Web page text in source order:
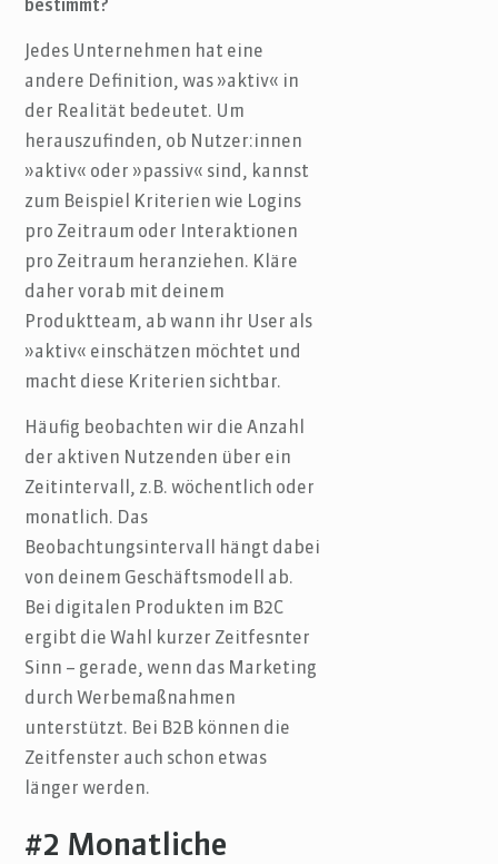
bestimmt?
Jedes Unternehmen hat eine
andere Definition, was »aktiv« in
der Realität bedeutet. Um
herauszufinden, ob Nutzer:innen
»aktiv« oder »passiv« sind, kannst
zum Beispiel Kriterien wie Logins
pro Zeitraum oder Interaktionen
pro Zeitraum heranziehen. Kläre
daher vorab mit deinem
Produktteam, ab wann ihr User als
»aktiv« einschätzen möchtet und
macht diese Kriterien sichtbar.
Häufig beobachten wir die Anzahl
der aktiven Nutzenden über ein
Zeitintervall, z.B. wöchentlich oder
monatlich. Das
Beobachtungsintervall hängt dabei
von deinem Geschäftsmodell ab.
Bei digitalen Produkten im B2C
ergibt die Wahl kurzer Zeitfesnter
Sinn – gerade, wenn das Marketing
durch Werbemaßnahmen
unterstützt. Bei B2B können die
Zeitfenster auch schon etwas
länger werden.
#2 Monatliche